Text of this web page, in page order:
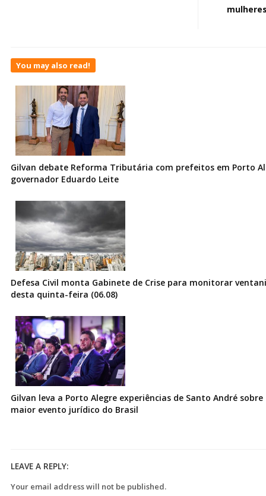
You may also read!
Gilvan debate Reforma Tributária com prefeitos em Porto
governador Eduardo Leite
Defesa Civil monta Gabinete de Crise para monitorar
desta quinta-feira (06.08)
Gilvan leva a Porto Alegre experiências de Santo André
maior evento jurídico do Brasil
LEAVE A REPLY:
Your email address will not be published.